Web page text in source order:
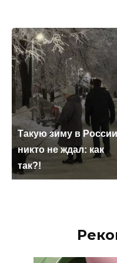
Такую зиму в России
никто не ждал: как
так?!